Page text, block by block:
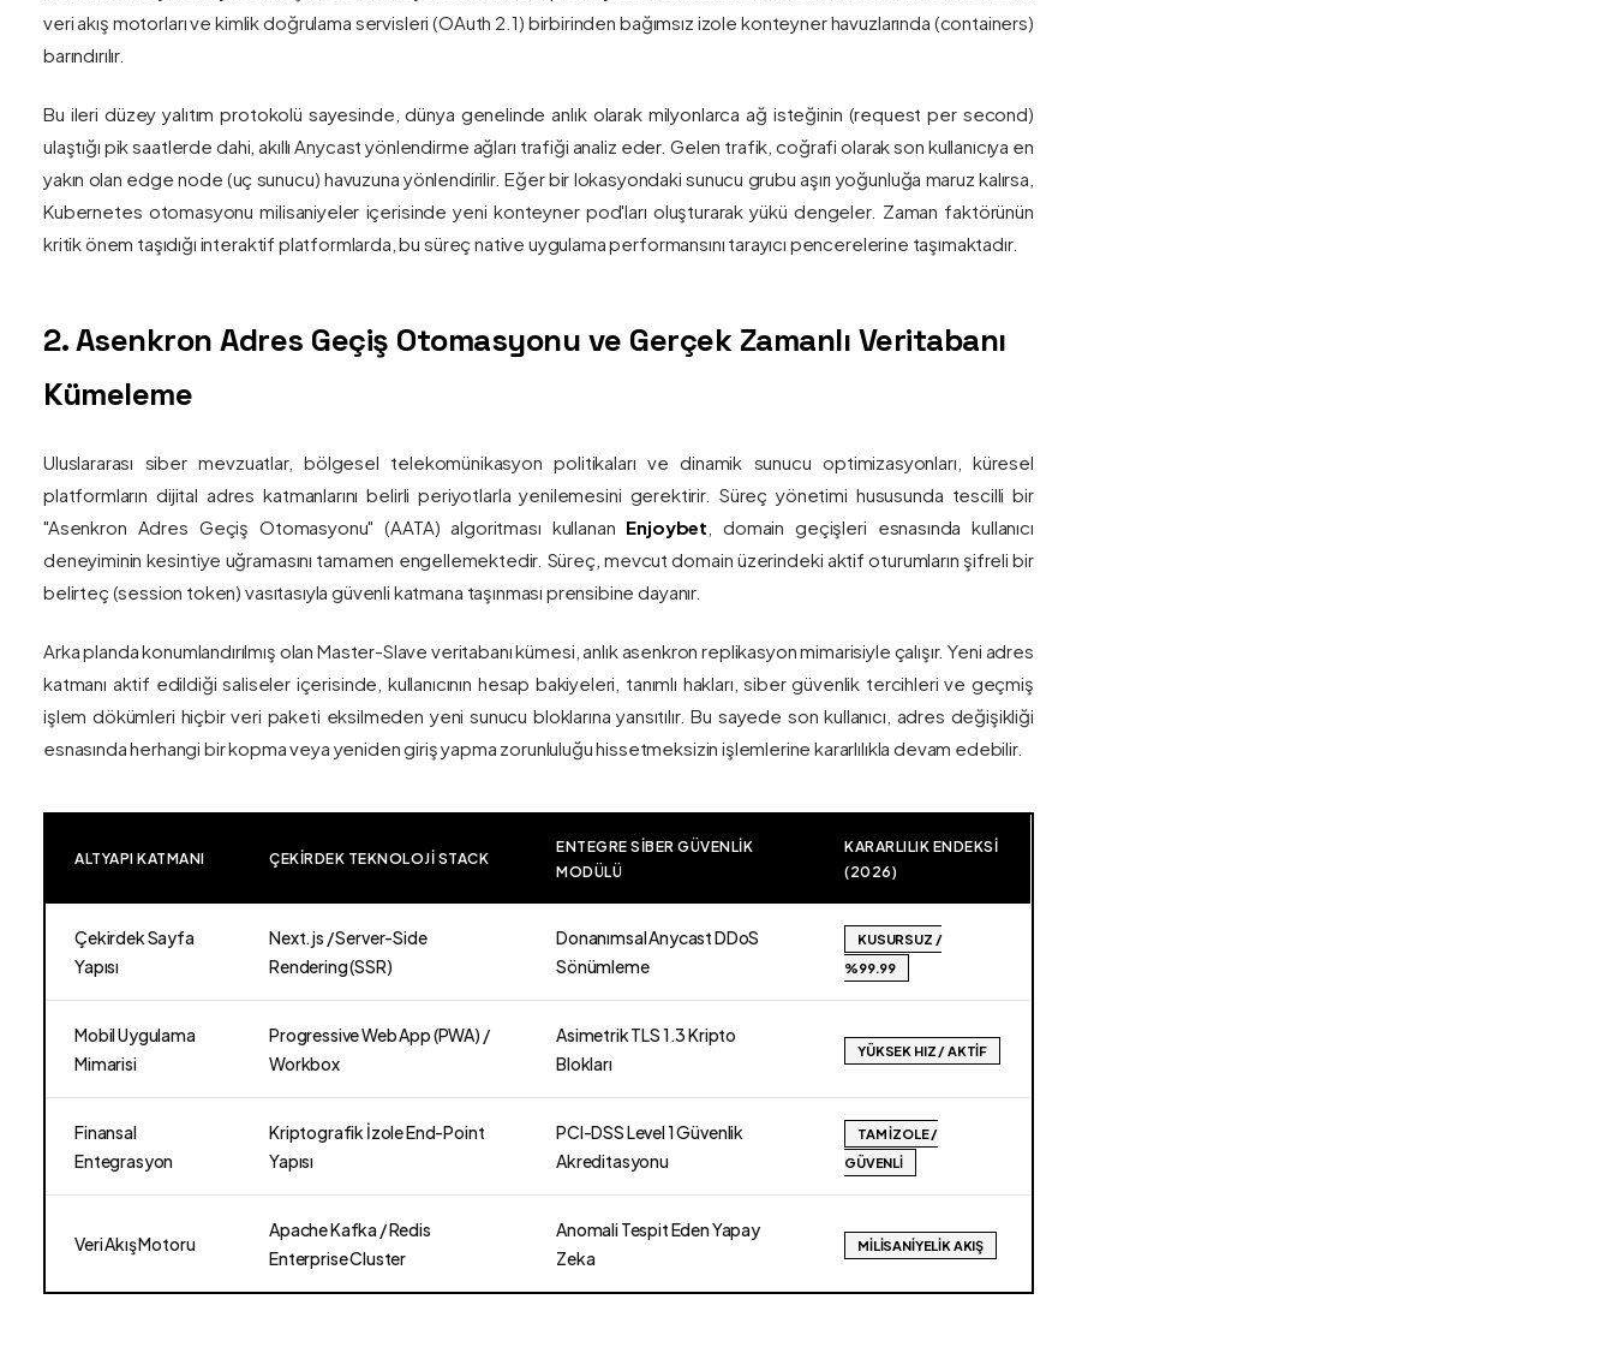
veri akış motorları ve kimlik doğrulama servisleri (OAuth 2.1) birbirinden bağımsız izole konteyner havuzlarında (containers)
barındırılır.
Bu ileri düzey yalıtım protokolü sayesinde, dünya genelinde anlık olarak milyonlarca ağ isteğinin (request per second)
ulaştığı pik saatlerde dahi, akıllı Anycast yönlendirme ağları trafiği analiz eder. Gelen trafik, coğrafi olarak son kullanıcıya en
yakın olan edge node (uç sunucu) havuzuna yönlendirilir. Eğer bir lokasyondaki sunucu grubu aşırı yoğunluğa maruz kalırsa,
Kubernetes otomasyonu milisaniyeler içerisinde yeni konteyner pod'ları oluşturarak yükü dengeler. Zaman faktörünün
kritik önem taşıdığı interaktif platformlarda, bu süreç native uygulama performansını tarayıcı pencerelerine taşımaktadır.
2. Asenkron Adres Geçiş Otomasyonu ve Gerçek Zamanlı Veritabanı
Kümeleme
Uluslararası siber mevzuatlar, bölgesel telekomünikasyon politikaları ve dinamik sunucu optimizasyonları, küresel
platformların dijital adres katmanlarını belirli periyotlarla yenilemesini gerektirir. Süreç yönetimi hususunda tescilli bir
"Asenkron Adres Geçiş Otomasyonu" (AATA) algoritması kullanan Enjoybet , domain geçişleri esnasında kullanıcı
deneyiminin kesintiye uğramasını tamamen engellemektedir. Süreç, mevcut domain üzerindeki aktif oturumların şifreli bir
belirteç (session token) vasıtasıyla güvenli katmana taşınması prensibine dayanır.
Arka planda konumlandırılmış olan Master-Slave veritabanı kümesi, anlık asenkron replikasyon mimarisiyle çalışır. Yeni adres
katmanı aktif edildiği saliseler içerisinde, kullanıcının hesap bakiyeleri, tanımlı hakları, siber güvenlik tercihleri ve geçmiş
işlem dökümleri hiçbir veri paketi eksilmeden yeni sunucu bloklarına yansıtılır. Bu sayede son kullanıcı, adres değişikliği
esnasında herhangi bir kopma veya yeniden giriş yapma zorunluluğu hissetmeksizin işlemlerine kararlılıkla devam edebilir.
ALTYAPI KATMANI ÇEKIRDEK TEKNOLOJI STACK
ENTEGRE SIBER GÜVENLIK
MODÜLÜ
KARARLILIK ENDEKSI
(2026)
Çekirdek Sayfa
Yapısı
Next.js / Server-Side
Rendering (SSR)
Donanımsal Anycast DDoS
Sönümleme
KUSURSUZ /
%99.99
Mobil Uygulama
Mimarisi
Progressive Web App (PWA) /
Workbox
Asimetrik TLS 1.3 Kripto
Blokları
YÜKSEK HIZ / AKTIF
Finansal
Entegrasyon
Kriptografik İzole End-Point
Yapısı
PCI-DSS Level 1 Güvenlik
Akreditasyonu
TAM İZOLE /
GÜVENLI
Veri Akış Motoru
Apache Kafka / Redis
Enterprise Cluster
Anomali Tespit Eden Yapay
Zeka
MILISANIYELIK AKIŞ